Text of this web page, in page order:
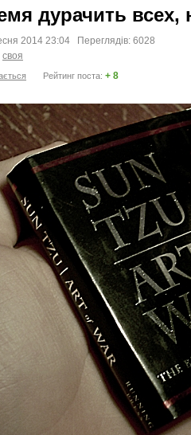
дурачить всех,
2014 23:04 Переглядів: 6028
своя
Рейтинг поста: + 8